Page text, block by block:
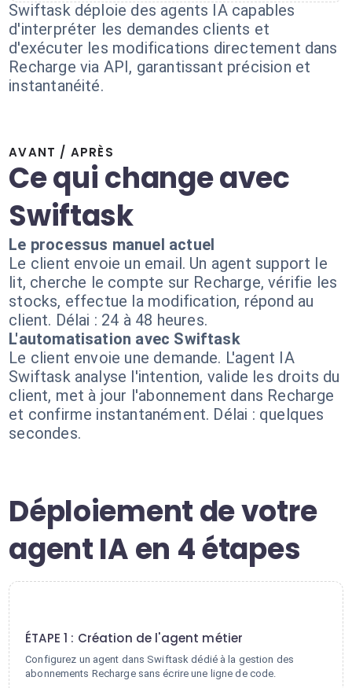
Swiftask déploie des agents IA capables
d'interpréter les demandes clients et
d'exécuter les modifications directement dans
Recharge via API, garantissant précision et
instantanéité.
AVANT / APRÈS
Ce qui change avec
Swiftask
Le processus manuel actuel
Le client envoie un email. Un agent support le
lit, cherche le compte sur Recharge, vérifie les
stocks, effectue la modification, répond au
client. Délai : 24 à 48 heures.
L'automatisation avec Swiftask
Le client envoie une demande. L'agent IA
Swiftask analyse l'intention, valide les droits du
client, met à jour l'abonnement dans Recharge
et confirme instantanément. Délai : quelques
secondes.
Déploiement de votre
agent IA en 4 étapes
ÉTAPE 1 : Création de l'agent métier
Configurez un agent dans Swiftask dédié à la gestion des
abonnements Recharge sans écrire une ligne de code.